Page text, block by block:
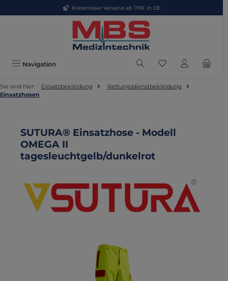
Zum Hauptinhalt springenKostenloser Versand ab 119€ in DE
Navigation Du hast 0
Sie sind hier: Einsatzbekleidung
Rettungsdienstbekleidung
Einsatzhosen
SUTURA® Einsatzhose - Modell
OMEGA II
tagesleuchtgelb/dunkelrot
Bildergalerie überspringen